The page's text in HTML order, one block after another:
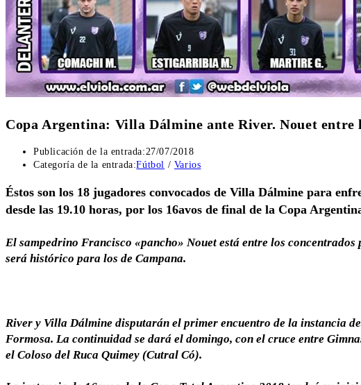
Copa Argentina: Villa Dálmine ante River. Nouet entre
Publicación de la entrada:27/07/2018
Categoría de la entrada:Fútbol / Varios
Éstos son los 18 jugadores convocados de Villa Dálmine para
desde las 19.10 horas, por los 16avos de final de la Copa
El sampedrino Francisco «pancho» Nouet está entre los
será histórico para los de Campana.
River y Villa Dálmine disputarán el primer encuentro de la instancia
Formosa. La continuidad se dará el domingo, con el cruce entre
el Coloso del Ruca Quimey (Cutral Có).